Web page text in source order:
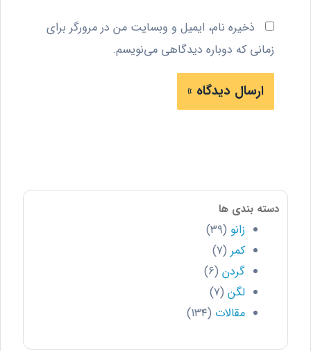
ذخیره نام، ایمیل و وبسایت من در مرورگر برای
زمانی که دوباره دیدگاهی می‌نویسم.
دسته بندی ها
زانو (۳۹)
کمر (۷)
گردن (۶)
لگن (۷)
مقالات (۱۳۴)